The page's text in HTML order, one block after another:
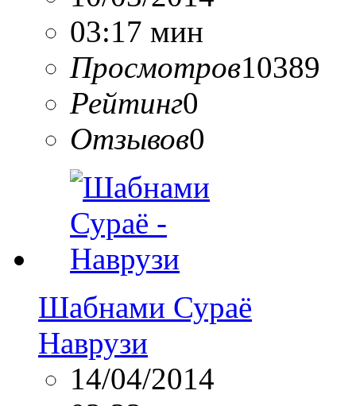
03:17 мин
Просмотров10389
Рейтинг0
Отзывов0
Шабнами Сураё
Наврузи
14/04/2014